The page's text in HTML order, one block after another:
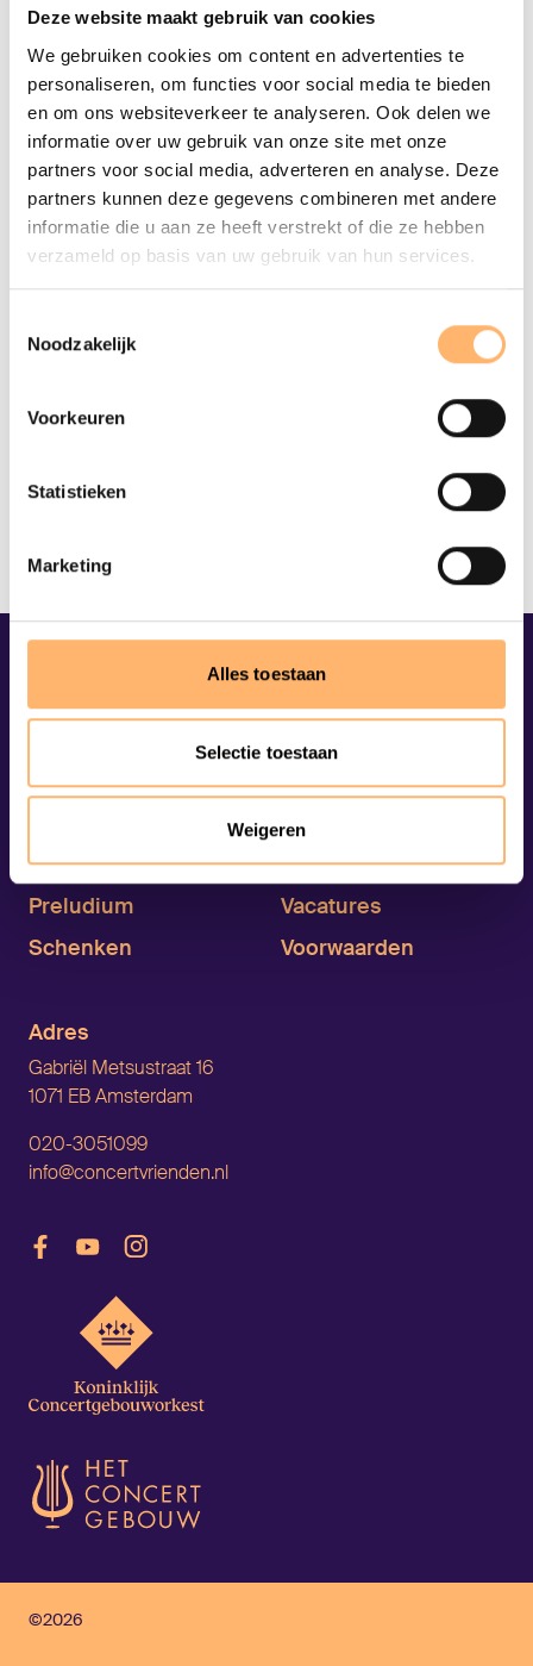
Deze website maakt gebruik van cookies
We gebruiken cookies om content en advertenties te
personaliseren, om functies voor social media te bieden
en om ons websiteverkeer te analyseren. Ook delen we
informatie over uw gebruik van onze site met onze
partners voor social media, adverteren en analyse. Deze
partners kunnen deze gegevens combineren met andere
informatie die u aan ze heeft verstrekt of die ze hebben
verzameld op basis van uw gebruik van hun services.
Noodzakelijk
Voorkeuren
Statistieken
Marketing
Alles toestaan
Selectie toestaan
Weigeren
Florian de Backere kreeg 'Die sieben letzten Worte
unseres Erlösers am Kreuze' een eigentijdse draai.
Magisch!
Close-up: De zeven laatste woorden
©Milagro
ANBI
Preludium
Schenken
Contact
Veelgestelde vragen
Vacatures
Voorwaarden
Adres
Gabriël Metsustraat 16
1071 EB Amsterdam
020-3051099
info@concertvrienden.nl
©2026